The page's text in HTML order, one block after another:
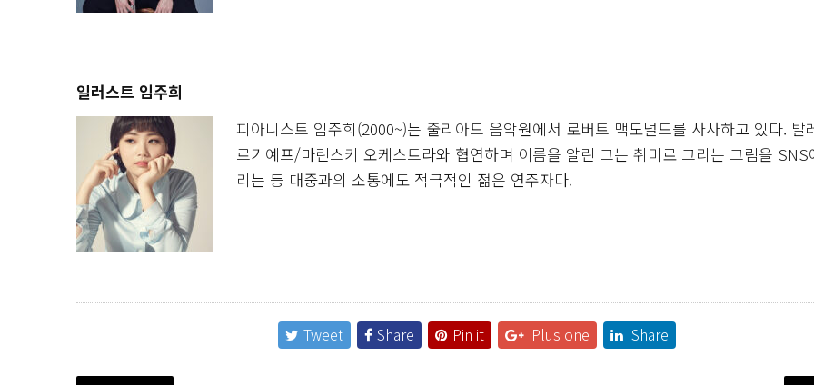
일러스트 임주희
피아니스트 임주희(2000~)는 줄리아드 음악원에서 로버트 맥도널드를 사사하고 있다. 발
르기예프/마린스키 오케스트라와 협연하며 이름을 알린 그는 취미로 그리는 그림을 SNS
리는 등 대중과의 소통에도 적극적인 젊은 연주자다.
Tweet Share Pin it Plus one Share